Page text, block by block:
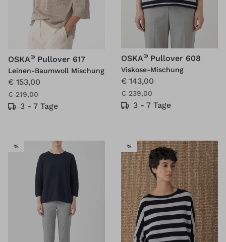
OSKA® Pullover 617
Leinen-Baumwoll Mischung
€ 153,00
€ 219,00
3 - 7 Tage
OSKA® Pullover 608
Viskose-Mischung
€ 143,00
€ 239,00
3 - 7 Tage
%SALE %SALE